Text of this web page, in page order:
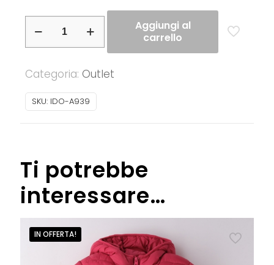
ragazzina
imbottito
modello
Aggiungi al
carrello
Categoria: Outlet
SKU: IDO-A939
Ti potrebbe
interessare…
IN OFFERTA!